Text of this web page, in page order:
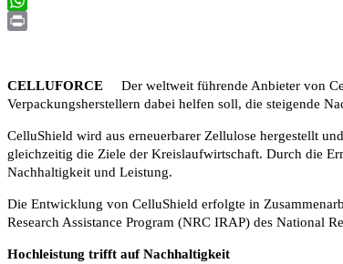
WhatsApp
CELLUFORCE Der weltweit führende Anbieter von
Verpackungsherstellern dabei helfen soll, die steigende
CelluShield wird aus erneuerbarer Zellulose hergestellt
gleichzeitig die Ziele der Kreislaufwirtschaft. Durch die
Nachhaltigkeit und Leistung.
Die Entwicklung von CelluShield erfolgte in
Research Assistance Program (NRC IRAP) des National
Hochleistung trifft auf Nachhaltigkeit